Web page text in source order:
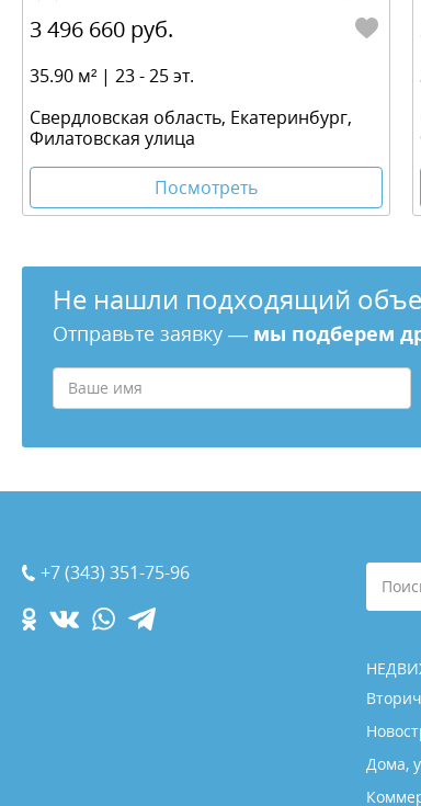
3 496 660 руб.
35.90 м² | 23 - 25 эт.
Свердловская область, Екатеринбург,
Филатовская улица
Посмотреть
Не нашли подходящий
Отправьте заявку — мы подберем
+7 (343) 351-75-96
Дома,